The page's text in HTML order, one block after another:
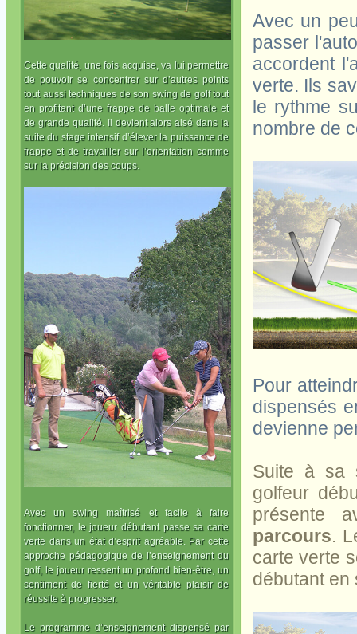
Cette qualité, une fois acquise, va lui permettre
de pouvoir se concentrer sur d’autres points
tout aussi techniques de son swing de golf tout
en profitant d’une frappe de balle optimale et
de grande qualité. Il devient alors aisé dans la
suite du stage intensif d’élever la puissance de
frappe et de travailler sur l’orientation comme
sur la précision des coups.
Avec un swing maîtrisé et facile à faire
fonctionner, le joueur débutant passe sa carte
verte dans un état d’esprit agréable. Par cette
approche pédagogique de l’enseignement du
golf, le joueur ressent un profond bien-être, un
sentiment de fierté et un véritable plaisir de
réussite à progresser.
Le programme d’enseignement dispensé par
Avec un
passer
accordent
verte. Ils
le rythme
nombre de
Pour
dispensés
devienne
Suite à sa
golfeur
présente
parcours.
carte verte
débutant en